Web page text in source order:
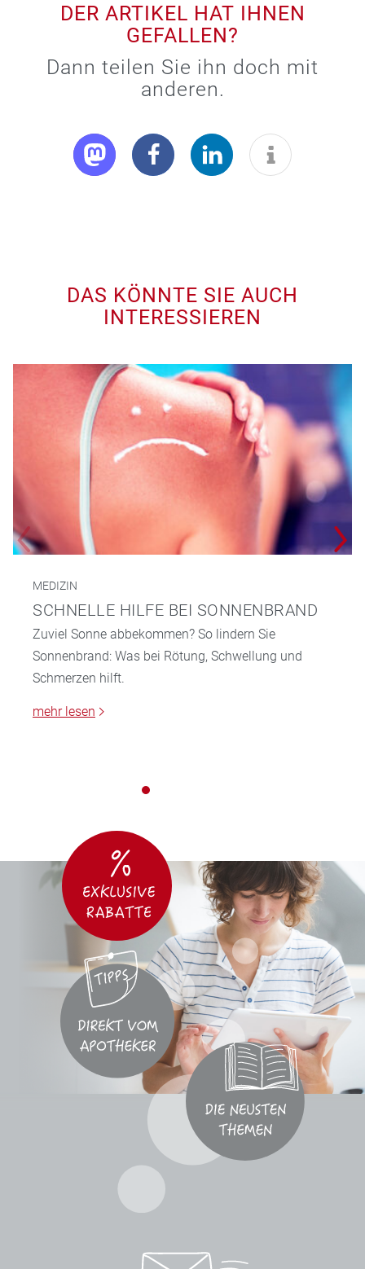
DER ARTIKEL HAT IHNEN
GEFALLEN?
Dann teilen Sie ihn doch mit
anderen.
DAS KÖNNTE SIE AUCH
INTERESSIEREN
MEDIZIN
SCHNELLE HILFE BEI SONNENBRAND
Zuviel Sonne abbekommen? So lindern Sie
Sonnenbrand: Was bei Rötung, Schwellung und
Schmerzen hilft.
mehr lesen